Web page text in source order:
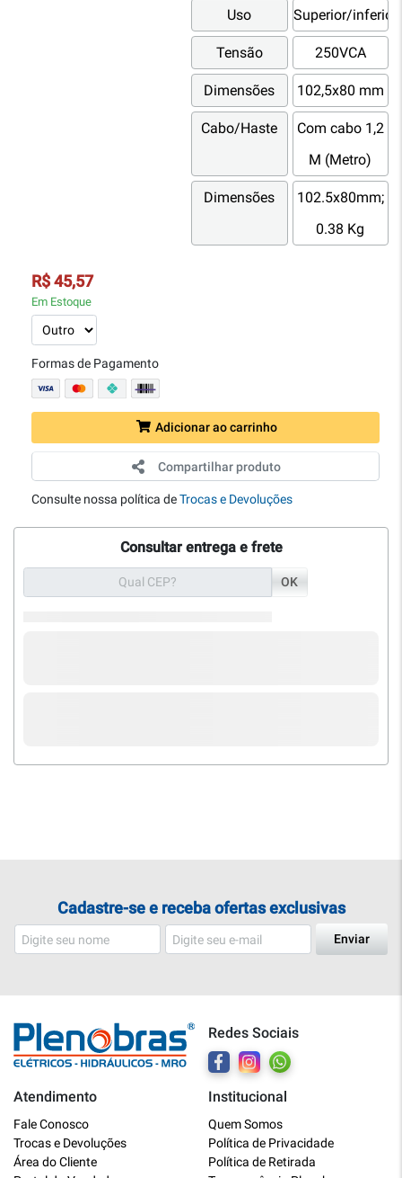
Uso Superior/inferior
Tensão 250VCA
Dimensões 102,5x80 mm
Cabo/Haste
Com cabo 1,2
M (Metro)
Dimensões
102.5x80mm;
0.38 Kg
R$ 45,57
Em Estoque
Formas de Pagamento
Adicionar ao carrinho
Compartilhar produto
Consulte nossa política deTrocas e Devoluções
Consultar entrega e frete
OK
Cadastre-se e receba ofertas exclusivas
Enviar
Redes Sociais
Atendimento
Fale Conosco
Trocas e Devoluções
Área do Cliente
Institucional
Quem Somos
Política de Privacidade
Política de Retirada
Online